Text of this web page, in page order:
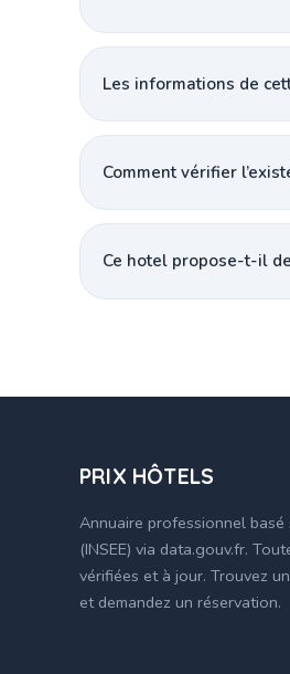
Les informations de
Comment vérifier
Ce hotel propose-t-il
PRIX HÔTELS
Annuaire professionnel
(INSEE) via data.gouv.fr.
vérifiées et à jour. Trouvez
et demandez un réservation.